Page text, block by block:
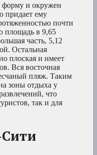
и окружен
придает ему
почти
площадь в 9,65
часть, 5,12
Остальная
плоская и имеет
Вся восточная
пляж. Таким
зоны отдыха у
что
так и для